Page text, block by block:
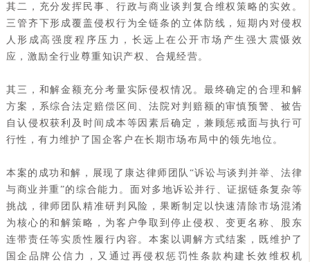
其二，充分发挥民事、行政与商业谈判复合维权策略的实效。
三管齐下形成覆盖侵权行为全链条的立体防线，短期内对侵权
人形成高强度程序压力，长远上在公开市场产生强大震慑效
应，激励全行业尊重知识产权、合规经营。
其三，和解金额充分考量实际侵权情况。最终确定的合理和解
方案，系综合法定赔偿区间、法院对判赔额的审慎预警、被告
自认侵权获利及时间成本等因素后确定，兼顾惩戒面与执行可
行性，有力维护了国企客户在长期市场布局中的领先地位。
本案的成功和解，展现了康达律师团队“诉讼与谈判并举、法律
与商业并重”的综合能力。面对多地诉讼并行、证据链条复杂等
挑战，律师团队精准研判风险，果断制定以快速清除市场混淆
为核心的和解策略，为客户争取到停止侵权、变更名称、股东
连带责任等实质性履行内容。本案以调解方式结案，既维护了
国企品牌公信力，又通过再侵权惩罚性条款构建长效维权机